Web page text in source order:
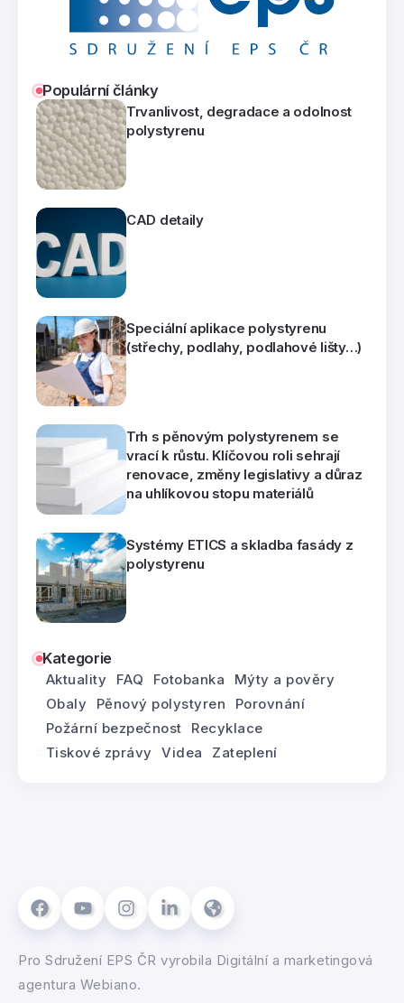
Populární články
Trvanlivost, degradace a odolnost
polystyrenu
CAD detaily
Speciální aplikace polystyrenu
(střechy, podlahy, podlahové lišty…)
Trh s pěnovým polystyrenem se
vrací k růstu. Klíčovou roli sehrají
renovace, změny legislativy a důraz
na uhlíkovou stopu materiálů
Systémy ETICS a skladba fasády z
polystyrenu
Kategorie
Aktuality FAQ Fotobanka
Mýty a pověry
Obaly
Pěnový polystyren
Porovnání
Požární bezpečnost
Recyklace
Tiskové zprávy
Videa Zateplení
Pro Sdružení EPS ČR vyrobila Digitální a marketingová
agentura Webiano.